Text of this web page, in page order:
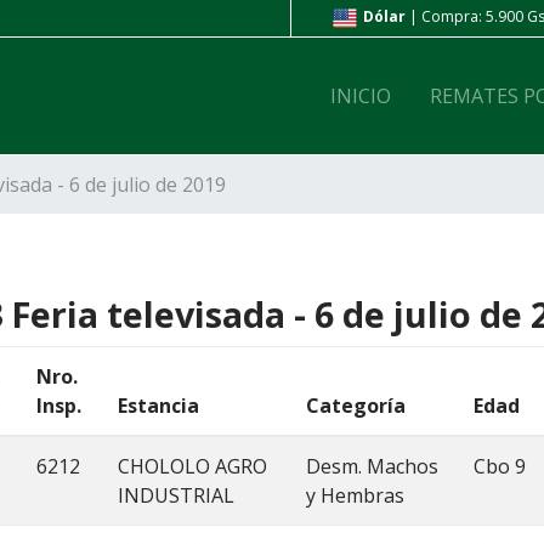
Dólar| Compra: 5.900
INICIO REMATES
- 6 de julio de 2019
Feria televisada - 6 de julio de
Nro.
Insp.
Estancia Categoría Edad
6212
CHOLOLO AGRO
INDUSTRIAL
Desm. Machos
y Hembras
Cbo 9